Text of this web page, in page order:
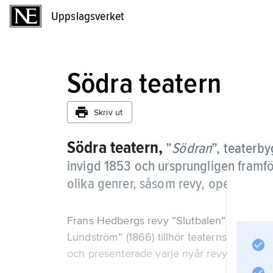
Uppslagsverket
Södra teatern
Skriv ut
Södra teatern, ”Södran”,
invigd 1853 och ursprungligen
olika genrer, såsom revy, operett,
Frans Hedbergs revy ”Slutbalen” (1860)
Lundström” (1866) tillhör teaterns största
och presenterade varje nyår revy av Emil